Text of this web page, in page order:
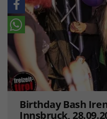
Birthday Bash
Innsbruck,